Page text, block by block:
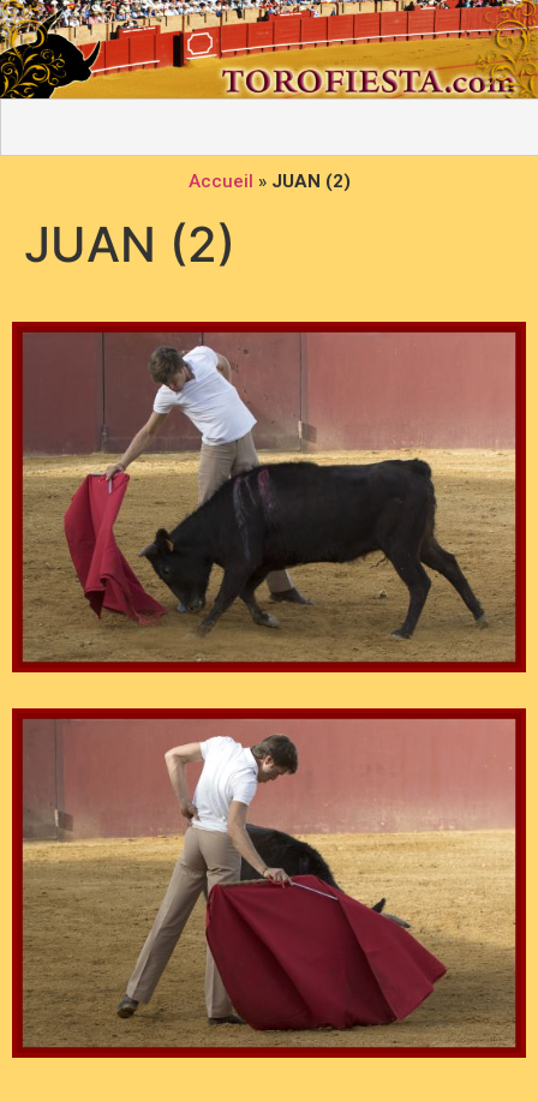
Accueil » JUAN (2)
JUAN (2)